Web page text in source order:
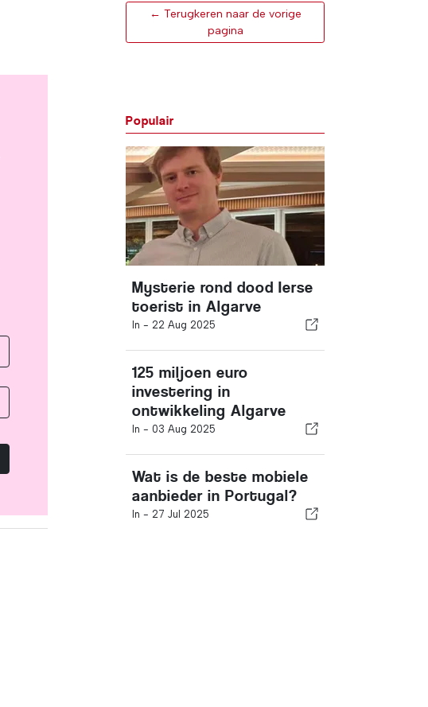
← Terugkeren naar de vorige
pagina
Populair
Mysterie rond dood Ierse
toerist in Algarve
In - 22 Aug 2025
125 miljoen euro
investering in
ontwikkeling Algarve
In - 03 Aug 2025
Wat is de beste mobiele
aanbieder in Portugal?
In - 27 Jul 2025